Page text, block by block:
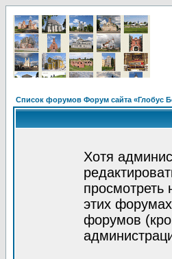
Список форумов Форум сайта «Глобус
Хотя
этих
форумов